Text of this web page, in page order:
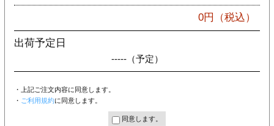
0円（税込）
出荷予定日
-----（予定）
・上記ご注文内容に同意します。
・ ご利用規約に同意します。
同意します。